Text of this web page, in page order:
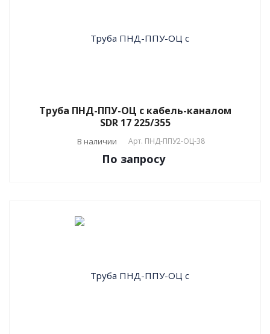
Труба ПНД-ППУ-ОЦ с кабель-каналом
SDR 17 225/355
В наличии Арт. ПНД-ППУ2-ОЦ-38
По запросу